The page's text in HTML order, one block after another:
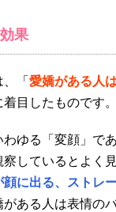
果
「 愛嬌がある人
目したものです。
ゆる「変顔」で
しているとよく見
に出る、ストレ
ある人は表情の